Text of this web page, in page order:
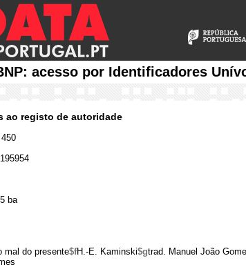
acesso por Identificadores
ao registo de autoridade
ba
mal do presente$fH.-E. Kaminski$gtrad. Manuel João